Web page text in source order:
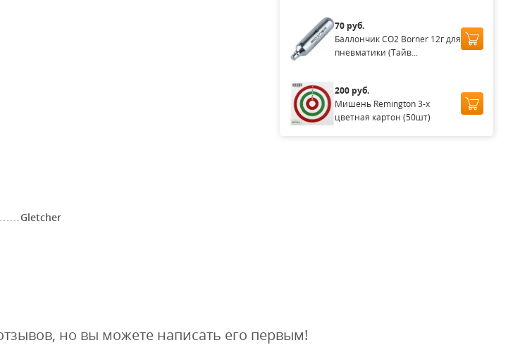
Gletcher
70 руб.
Баллончик CO2 Borner 12г для
пневматики (Тайв...
200 руб.
Мишень Remington 3-х
цветная картон (50шт)
но вы можете написать его первым!